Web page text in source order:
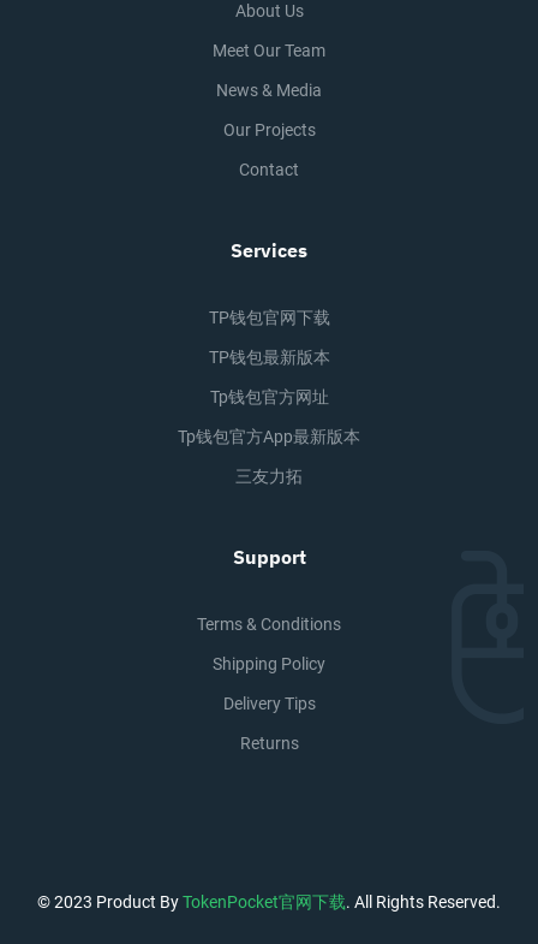
About Us
Meet Our Team
News & Media
Our Projects
Contact
Services
TP钱包官网下载
TP钱包最新版本
Tp钱包官方网址
Tp钱包官方app最新版本
三友力拓
Support
Terms & Conditions
Shipping Policy
Delivery Tips
Returns
© 2023 Product ByTokenPocket官网下载. All Rights Reserved.